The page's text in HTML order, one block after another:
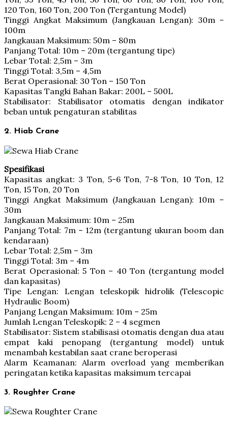
120 Ton, 160 Ton, 200 Ton (Tergantung Model)
Tinggi Angkat Maksimum (Jangkauan Lengan): 30m –
100m
Jangkauan Maksimum: 50m – 80m
Panjang Total: 10m – 20m (tergantung tipe)
Lebar Total: 2,5m – 3m
Tinggi Total: 3,5m – 4,5m
Berat Operasional: 30 Ton – 150 Ton
Kapasitas Tangki Bahan Bakar: 200L – 500L
Stabilisator: Stabilisator otomatis dengan indikator
beban untuk pengaturan stabilitas
2. Hiab Crane
Spesifikasi
Kapasitas angkat: 3 Ton, 5-6 Ton, 7-8 Ton, 10 Ton, 12
Ton, 15 Ton, 20 Ton
Tinggi Angkat Maksimum (Jangkauan Lengan): 10m –
30m
Jangkauan Maksimum: 10m – 25m
Panjang Total: 7m – 12m (tergantung ukuran boom dan
kendaraan)
Lebar Total: 2,5m – 3m
Tinggi Total: 3m – 4m
Berat Operasional: 5 Ton – 40 Ton (tergantung model
dan kapasitas)
Tipe Lengan: Lengan teleskopik hidrolik (Telescopic
Hydraulic Boom)
Panjang Lengan Maksimum: 10m – 25m
Jumlah Lengan Teleskopik: 2 – 4 segmen
Stabilisator: Sistem stabilisasi otomatis dengan dua atau
empat kaki penopang (tergantung model) untuk
menambah kestabilan saat crane beroperasi
Alarm Keamanan: Alarm overload yang memberikan
peringatan ketika kapasitas maksimum tercapai
3. Roughter Crane